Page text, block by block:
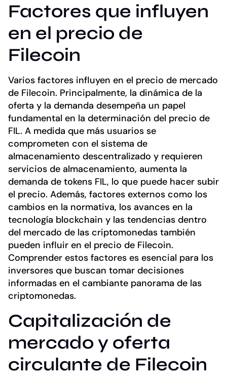
Factores que influyen
en el precio de
Filecoin
Varios factores influyen en el precio de mercado
de Filecoin. Principalmente, la dinámica de la
oferta y la demanda desempeña un papel
fundamental en la determinación del precio de
FIL. A medida que más usuarios se
comprometen con el sistema de
almacenamiento descentralizado y requieren
servicios de almacenamiento, aumenta la
demanda de tokens FIL, lo que puede hacer subir
el precio. Además, factores externos como los
cambios en la normativa, los avances en la
tecnología blockchain y las tendencias dentro
del mercado de las criptomonedas también
pueden influir en el precio de Filecoin.
Comprender estos factores es esencial para los
inversores que buscan tomar decisiones
informadas en el cambiante panorama de las
criptomonedas.
Capitalización de
mercado y oferta
circulante de Filecoin